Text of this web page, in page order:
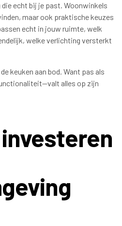
echt bij je past. Woonwinkels
maar ook praktische keuzes
echt in jouw ruimte, welk
welke verlichting versterkt
keuken aan bod. Want pas als
alles op zijn